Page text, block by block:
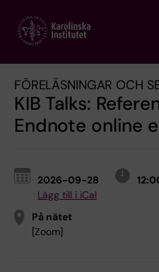
main
FÖRELÄSNINGAR OCH
KIB Talks:
Endnote online
2026-09-28
Lägg till i iCal
På nätet
[Zoom]